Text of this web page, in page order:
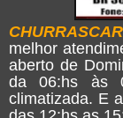
melhor
aberto de
da 06:hs às
climatizada. E